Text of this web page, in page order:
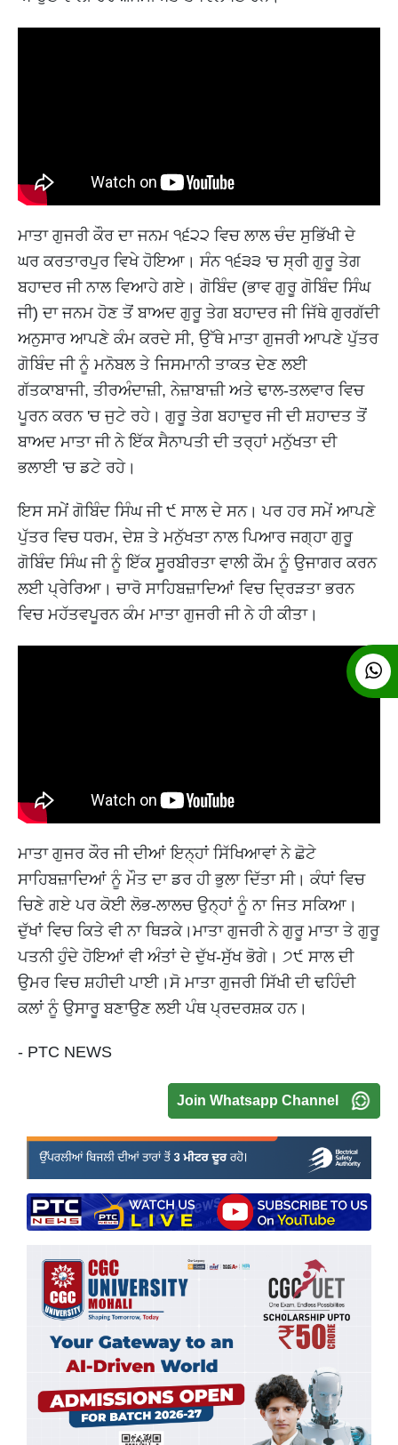
ਮਾਤਾ ਗੁਜਰੀ ਕੌਰ ਦਾ ਜਨਮ ੧੬੨੨ ਵਿਚ ਲਾਲ ਚੰਦ ਸੁਭਿੱਖੀ ਦੇ
ਘਰ ਕਰਤਾਰਪੁਰ ਵਿਖੇ ਹੋਇਆ। ਸੰਨ ੧੬੩੩ 'ਚ ਸ੍ਰੀ ਗੁਰੂ ਤੇਗ
ਬਹਾਦਰ ਜੀ ਨਾਲ ਵਿਆਹੇ ਗਏ। ਗੋਬਿੰਦ (ਭਾਵ ਗੁਰੂ ਗੋਬਿੰਦ ਸਿੰਘ
ਜੀ) ਦਾ ਜਨਮ ਹੋਣ ਤੋਂ ਬਾਅਦ ਗੁਰੂ ਤੇਗ ਬਹਾਦਰ ਜੀ ਜਿੱਥੇ ਗੁਰਗੱਦੀ
ਅਨੁਸਾਰ ਆਪਣੇ ਕੰਮ ਕਰਦੇ ਸੀ, ਉੱਥੇ ਮਾਤਾ ਗੁਜਰੀ ਆਪਣੇ ਪੁੱਤਰ
ਗੋਬਿੰਦ ਜੀ ਨੂੰ ਮਨੋਬਲ ਤੇ ਜਿਸਮਾਨੀ ਤਾਕਤ ਦੇਣ ਲਈ
ਗੱਤਕਾਬਾਜੀ, ਤੀਰਅੰਦਾਜ਼ੀ, ਨੇਜ਼ਾਬਾਜ਼ੀ ਅਤੇ ਢਾਲ-ਤਲਵਾਰ ਵਿਚ
ਪੂਰਨ ਕਰਨ 'ਚ ਜੁਟੇ ਰਹੇ। ਗੁਰੂ ਤੇਗ ਬਹਾਦੁਰ ਜੀ ਦੀ ਸ਼ਹਾਦਤ ਤੋਂ
ਬਾਅਦ ਮਾਤਾ ਜੀ ਨੇ ਇੱਕ ਸੈਨਾਪਤੀ ਦੀ ਤਰ੍ਹਾਂ ਮਨੁੱਖਤਾ ਦੀ
ਭਲਾਈ 'ਚ ਡਟੇ ਰਹੇ।
ਇਸ ਸਮੇਂ ਗੋਬਿੰਦ ਸਿੰਘ ਜੀ ੯ ਸਾਲ ਦੇ ਸਨ। ਪਰ ਹਰ ਸਮੇਂ ਆਪਣੇ
ਪੁੱਤਰ ਵਿਚ ਧਰਮ, ਦੇਸ਼ ਤੇ ਮਨੁੱਖਤਾ ਨਾਲ ਪਿਆਰ ਜਗ੍ਹਾ ਗੁਰੂ
ਗੋਬਿੰਦ ਸਿੰਘ ਜੀ ਨੂੰ ਇੱਕ ਸੂਰਬੀਰਤਾ ਵਾਲੀ ਕੌਮ ਨੂੰ ਉਜਾਗਰ ਕਰਨ
ਲਈ ਪ੍ਰੇਰਿਆ। ਚਾਰੋ ਸਾਹਿਬਜ਼ਾਦਿਆਂ ਵਿਚ ਦ੍ਰਿੜਤਾ ਭਰਨ
ਵਿਚ ਮਹੱਤਵਪੂਰਨ ਕੰਮ ਮਾਤਾ ਗੁਜਰੀ ਜੀ ਨੇ ਹੀ ਕੀਤਾ।
ਮਾਤਾ ਗੁਜਰ ਕੌਰ ਜੀ ਦੀਆਂ ਇਨ੍ਹਾਂ ਸਿੱਖਿਆਵਾਂ ਨੇ ਛੋਟੇ
ਸਾਹਿਬਜ਼ਾਦਿਆਂ ਨੂੰ ਮੌਤ ਦਾ ਡਰ ਹੀ ਭੁਲਾ ਦਿੱਤਾ ਸੀ। ਕੰਧਾਂ ਵਿਚ
ਚਿਣੇ ਗਏ ਪਰ ਕੋਈ ਲੋਭ-ਲਾਲਚ ਉਨ੍ਹਾਂ ਨੂੰ ਨਾ ਜਿਤ ਸਕਿਆ।
ਦੁੱਖਾਂ ਵਿਚ ਕਿਤੇ ਵੀ ਨਾ ਥਿੜਕੇ।ਮਾਤਾ ਗੁਜਰੀ ਨੇ ਗੁਰੂ ਮਾਤਾ ਤੇ ਗੁਰੂ
ਪਤਨੀ ਹੁੰਦੇ ਹੋਇਆਂ ਵੀ ਅੰਤਾਂ ਦੇ ਦੁੱਖ-ਸੁੱਖ ਭੋਗੇ। ੭੯ ਸਾਲ ਦੀ
ਉਮਰ ਵਿਚ ਸ਼ਹੀਦੀ ਪਾਈ।ਸੋ ਮਾਤਾ ਗੁਜਰੀ ਸਿੱਖੀ ਦੀ ਢਹਿੰਦੀ
ਕਲਾਂ ਨੂੰ ਉਸਾਰੂ ਬਣਾਉਣ ਲਈ ਪੰਥ ਪ੍ਰਦਰਸ਼ਕ ਹਨ।
- PTC NEWS
Join Whatsapp Channel